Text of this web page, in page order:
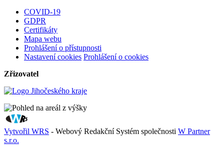
COVID-19
GDPR
Certifikáty
Mapa webu
Prohlášení o přístupnosti
Nastavení cookies Prohlášení o cookies
Zřizovatel
Vytvořil WRS - Webový Redakční Systém společnosti W Partner
s.r.o.